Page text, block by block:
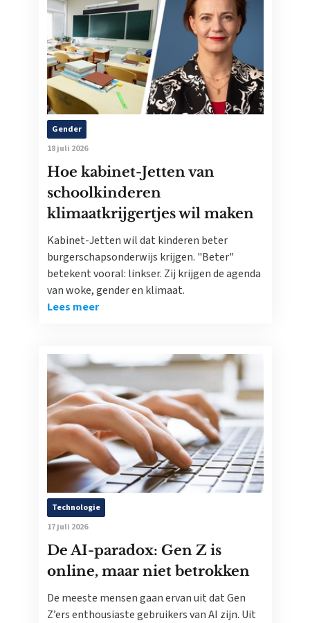
Gender
18 juli 2026
Hoe kabinet-Jetten van
schoolkinderen
klimaatkrijgertjes wil maken
Kabinet-Jetten wil dat kinderen beter
burgerschapsonderwijs krijgen. "Beter"
betekent vooral: linkser. Zij krijgen de agenda
van woke, gender en klimaat.
Lees meer
Technologie
17 juli 2026
De AI-paradox: Gen Z is
online, maar niet betrokken
De meeste mensen gaan ervan uit dat Gen
Z’ers enthousiaste gebruikers van AI zijn. Uit